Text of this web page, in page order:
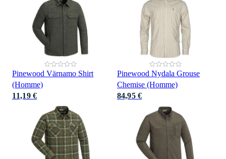
Pinewood Värnamo Shirt
(Homme)
11,19 €
Pinewood Nydala Grouse
Chemise (Homme)
84,95 €